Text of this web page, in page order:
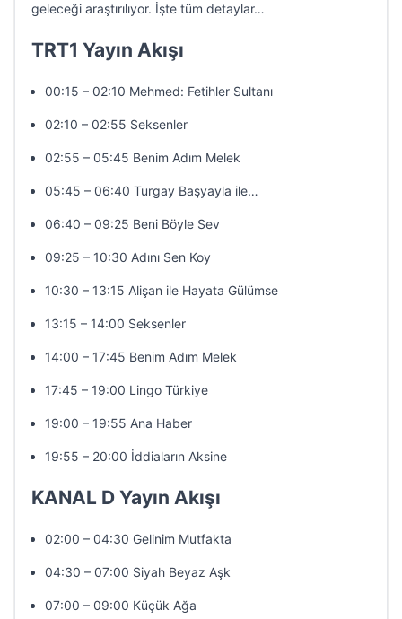
geleceği araştırılıyor. İşte tüm detaylar…
TRT1 Yayın Akışı
00:15 – 02:10 Mehmed: Fetihler Sultanı
02:10 – 02:55 Seksenler
02:55 – 05:45 Benim Adım Melek
05:45 – 06:40 Turgay Başyayla ile…
06:40 – 09:25 Beni Böyle Sev
09:25 – 10:30 Adını Sen Koy
10:30 – 13:15 Alişan ile Hayata Gülümse
13:15 – 14:00 Seksenler
14:00 – 17:45 Benim Adım Melek
17:45 – 19:00 Lingo Türkiye
19:00 – 19:55 Ana Haber
19:55 – 20:00 İddiaların Aksine
KANAL D Yayın Akışı
02:00 – 04:30 Gelinim Mutfakta
04:30 – 07:00 Siyah Beyaz Aşk
07:00 – 09:00 Küçük Ağa